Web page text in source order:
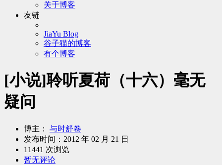
关于博客
友链
JiaYu Blog
谷子猫的博客
有个博客
[小说]聆听夏荷（十六）毫无
疑问
博主：
与时舒卷
发布时间： 2012 年 02 月 21 日
11441 次浏览
暂无评论